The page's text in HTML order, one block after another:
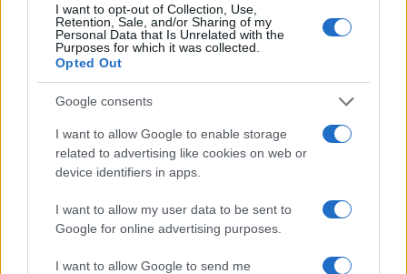
I want to opt-out of Collection, Use,
Retention, Sale, and/or Sharing of my
Personal Data that Is Unrelated with the
Purposes for which it was collected.
Opted Out
Google consents
I want to allow Google to enable storage
related to advertising like cookies on web or
device identifiers in apps.
I want to allow my user data to be sent to
Google for online advertising purposes.
I want to allow Google to send me